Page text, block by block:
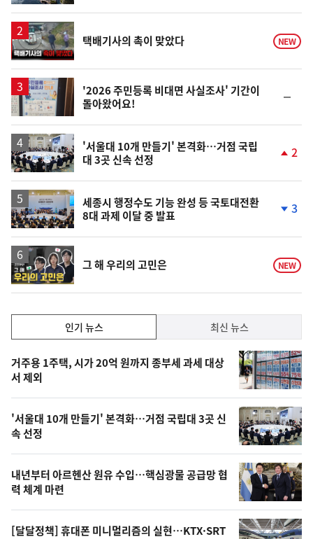
일
영
상
택배기사의 촉이 맞았다 NEW
'2026 주민등록 비대면 사실조사' 기간이
돌아왔어요!
일
'서울대 10개 만들기' 본격화…거점 국립
대 3곳 신속 선정
2
세종시 행정수도 기능 완성 등 국토대전환
8대 과제 이달 중 발표
락
3
영
상
그 해 우리의 고민은 NEW
기,
최
신,
오
늘
의
영
상
인기 뉴스 최신 뉴스
기
뉴
스
거주용 1주택, 시가 20억 원까지 종부세 과세 대상
서 제외
'서울대 10개 만들기' 본격화…거점 국립대 3곳 신
속 선정
내년부터 아르헨산 원유 수입…핵심광물 공급망 협
력 체계 마련
[달달정책] 휴대폰 미니멀리즘의 실현…KTX·SRT